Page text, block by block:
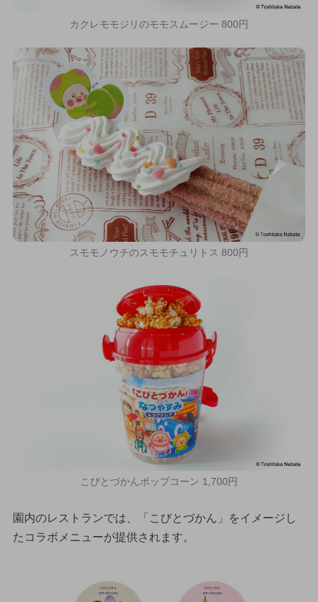
カクレモモジリのモモスムージー 800円
スモモノウチのスモモチュリトス 800円
こびとづかんポップコーン 1,700円
園内のレストランでは、「こびとづかん」をイメージし
たコラボメニューが提供されます。